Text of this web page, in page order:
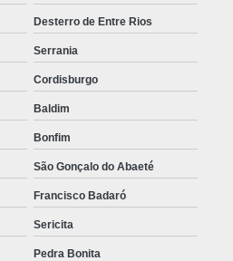
Desterro de Entre Rios
Serrania
Cordisburgo
Baldim
Bonfim
São Gonçalo do Abaeté
Francisco Badaró
Sericita
Pedra Bonita